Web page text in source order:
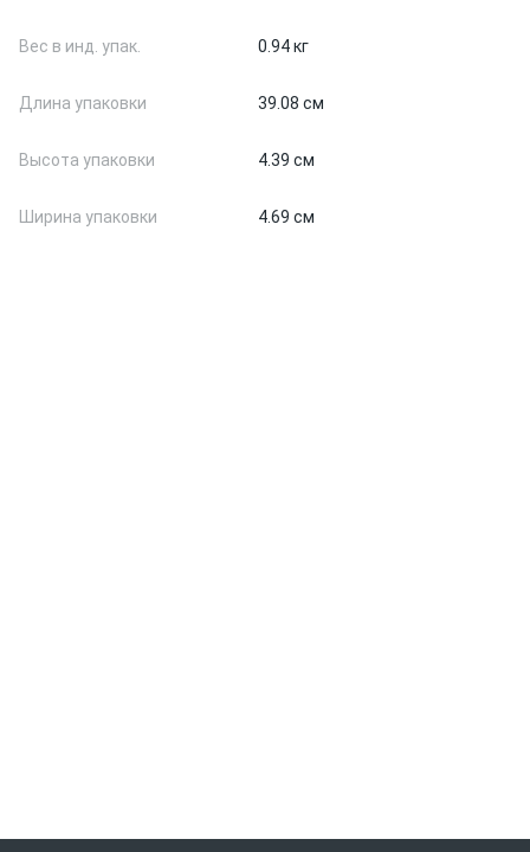
Вес в инд. упак. 0.94 кг
Длина упаковки 39.08 см
Высота упаковки 4.39 см
Ширина упаковки 4.69 см